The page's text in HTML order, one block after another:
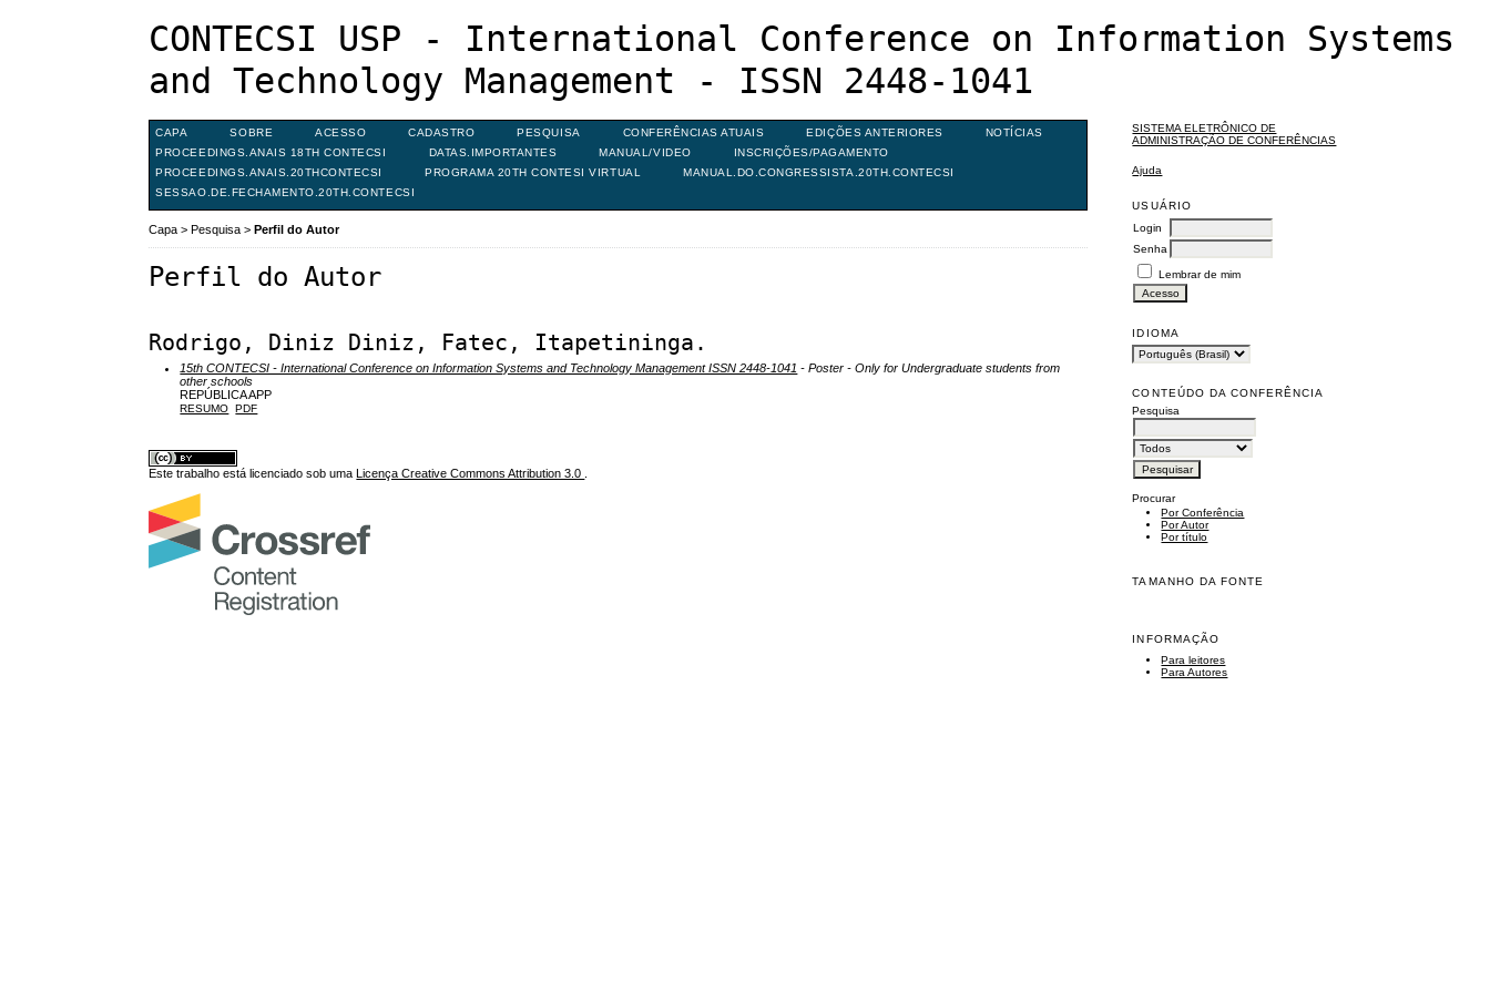
CONTECSI USP - International Conference on Information Systems
and Technology Management - ISSN 2448-1041
SISTEMA ELETRÔNICO DE
ADMINISTRAÇÃO DE CONFERÊNCIAS
Ajuda
USUÁRIO
Login
Senha
Lembrar de mim
IDIOMA
CONTEÚDO DA CONFERÊNCIA
Pesquisa
Procurar
Por Conferência
Por Autor
Por título
TAMANHO DA FONTE
INFORMAÇÃO
Para leitores
Para Autores
CAPA SOBRE ACESSO CADASTRO PESQUISA CONFERÊNCIAS ATUAIS EDIÇÕES ANTERIORES
NOTÍCIAS
PROCEEDINGS.ANAIS 18TH CONTECSI
DATAS.IMPORTANTES MANUAL/VIDEO
INSCRIÇÕES/PAGAMENTO
PROCEEDINGS.ANAIS.20THCONTECSI
PROGRAMA 20TH CONTESI VIRTUAL
MANUAL.DO.CONGRESSISTA.20TH.CONTECSI
SESSAO.DE.FECHAMENTO.20TH.CONTECSI
Capa >Pesquisa >Perfil do Autor
Perfil do Autor
Rodrigo, Diniz Diniz, Fatec, Itapetininga.
15th CONTECSI - International Conference on Information Systems and Technology Management ISSN 2448-1041 - Poster - Only for Undergraduate students from
other schools
REPÚBLICA APP
RESUMO PDF
Este trabalho está licenciado sob uma Licença Creative Commons Attribution 3.0